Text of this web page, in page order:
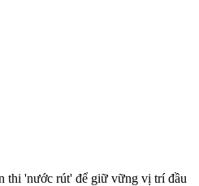
thi 'nước rút' để giữ vững vị trí đầu